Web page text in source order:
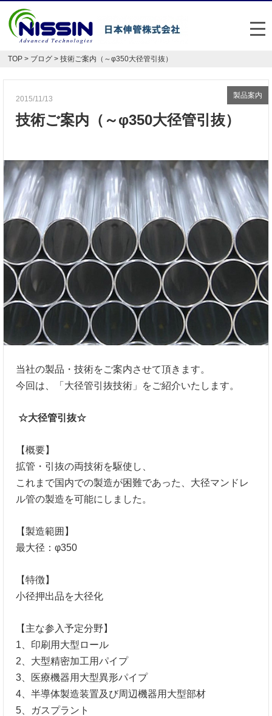
メ
日本伸管の強み
お悩み解決事例
お役立ち情報
FAQ
English
048-477-7331 受付時間：平日8:30～17:30
TOP > ブログ > 技術ご案内（～φ350大径管引抜）
製品案内
2015/11/13
技術ご案内（～φ350大径管引抜）
当社の製品・技術をご案内させて頂きます。
今回は、「大径管引抜技術」をご紹介いたします。
☆大径管引抜☆
【概要】
拡管・引抜の両技術を駆使し、
これまで国内での製造が困難であった、大径マンドレ
ル管の製造を可能にしました。
【製造範囲】
最大径：φ350
【特徴】
小径押出品を大径化
【主な参入予定分野】
1、印刷用大型ロール
2、大型精密加工用パイプ
3、医療機器用大型異形パイプ
4、半導体製造装置及び周辺機器用大型部材
5、ガスプラント